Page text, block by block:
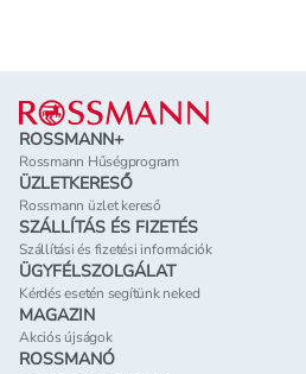
Lábléc
ROSSMANN+
Rossmann Hűségprogram
ÜZLETKERESŐ
Rossmann üzlet kereső
SZÁLLÍTÁS ÉS FIZETÉS
Szállítási és fizetési információk
ÜGYFÉLSZOLGÁLAT
Kérdés esetén segítünk neked
MAGAZIN
Akciós újságok
ROSSMANÓ